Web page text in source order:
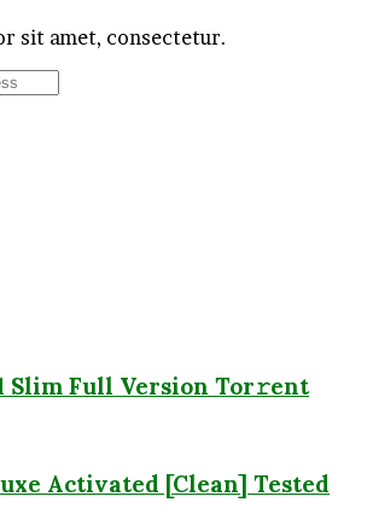
sit amet, consectetur.
Slim Full Version Tor𝚛ent
Activated [Clean] Tested